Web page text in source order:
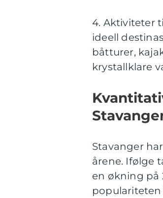
4. Aktiviteter
ideell
båtturer,
krystallklare
Stavanger
årene. Ifølge
en økning på